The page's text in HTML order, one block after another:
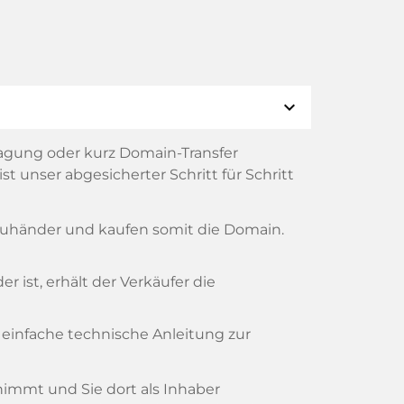
expand_more
oder kurz Domain-Transfer
unser abgesicherter Schritt für Schritt
und kaufen somit die Domain.
ist, erhält der Verkäufer die
technische Anleitung zur
und Sie dort als Inhaber